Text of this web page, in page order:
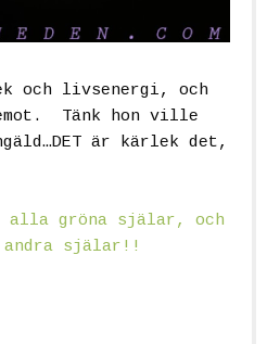
och livsenergi, och
Tänk hon ville
är kärlek det,
gröna själar, och
själar!!